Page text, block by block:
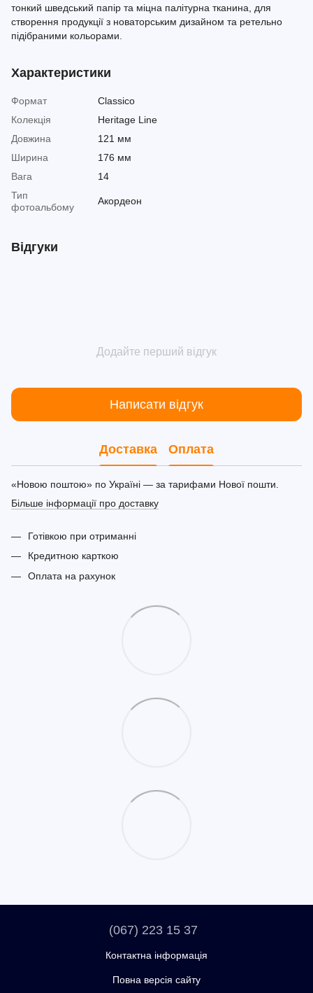
тонкий шведський папір та міцна палітурна тканина, для
створення продукції з новаторським дизайном та ретельно
підібраними кольорами.
Характеристики
Формат
Classico
Колекція
Heritage Line
Довжина
121 мм
Ширина
176 мм
Вага
14
Тип
фотоальбому
Акордеон
Відгуки
Додайте перший відгук
Написати відгук
Доставка Оплата
«Новою поштою» по Україні — за тарифами Нової пошти.
Більше інформації про доставку
Готівкою при отриманні
Кредитною карткою
Оплата на рахунок
(067) 223 15 37
Контактна інформація
Повна версія сайту